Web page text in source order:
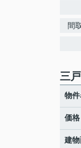
間
三
物件
価格
建